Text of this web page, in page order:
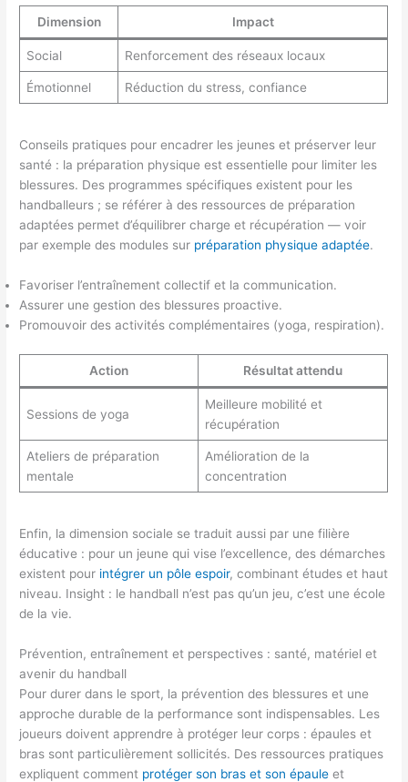
Dimension Impact
Social Renforcement des réseaux locaux
Émotionnel Réduction du stress, confiance
Conseils pratiques pour encadrer les jeunes et préserver leur
santé : la préparation physique est essentielle pour limiter les
blessures. Des programmes spécifiques existent pour les
handballeurs ; se référer à des ressources de préparation
adaptées permet d’équilibrer charge et récupération — voir
par exemple des modules sur préparation physique adaptée.
Favoriser l’entraînement collectif et la communication.
Assurer une gestion des blessures proactive.
Promouvoir des activités complémentaires (yoga, respiration).
Action Résultat attendu
Sessions de yoga
Meilleure mobilité et
récupération
Ateliers de préparation
mentale
Amélioration de la
concentration
Enfin, la dimension sociale se traduit aussi par une filière
éducative : pour un jeune qui vise l’excellence, des démarches
existent pour intégrer un pôle espoir, combinant études et haut
niveau. Insight : le handball n’est pas qu’un jeu, c’est une école
de la vie.
Prévention, entraînement et perspectives : santé, matériel et
avenir du handball
Pour durer dans le sport, la prévention des blessures et une
approche durable de la performance sont indispensables. Les
joueurs doivent apprendre à protéger leur corps : épaules et
bras sont particulièrement sollicités. Des ressources pratiques
expliquent comment protéger son bras et son épaule et